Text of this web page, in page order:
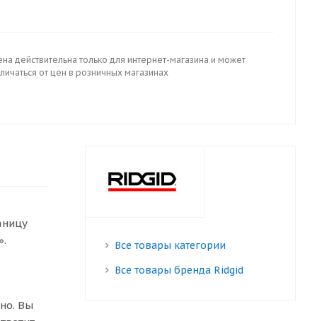
действительна только для интернет-магазина и может
от цен в розничных магазинах
Вы
Все товары категории
Все товары бренда Ridgid